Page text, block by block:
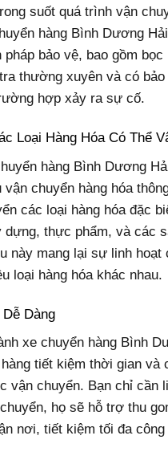
suốt quá trình vận
hàng Bình Dương
pháp bảo vệ, bao gồm bọc
thường xuyên và có bảo
hợp xảy ra sự cố.
Loại Hàng Hóa Có Thể
hàng Bình Dương
vận chuyển hàng hóa
các loại hàng hóa đặc
dựng, thực phẩm, và các
này mang lại sự linh hoạt
loại hàng hóa khác nhau.
Dàng
xe chuyển hàng Bình
tiết kiệm thời gian và
vận chuyển. Bạn chỉ cần
họ sẽ hỗ trợ thu
nơi, tiết kiệm tối đa